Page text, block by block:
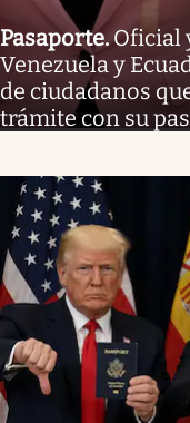
Pasaporte.Oficial
Venezuela y
de ciudadanos
trámite con su